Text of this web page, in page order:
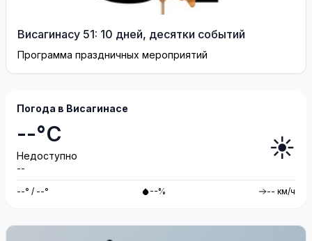
Висагинасу 51: 10 дней, десятки событий
Программа праздничных мероприятий
Погода в Висагинасе
--°C
Недоступно
--
☀️
--° / --° --% -- км/ч